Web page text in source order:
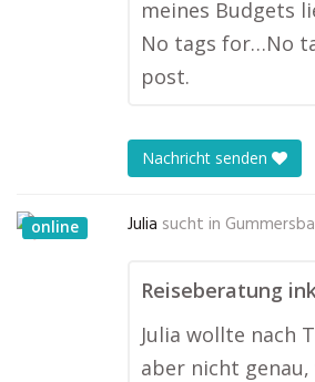
meines Budgets
No tags for…No
post.
Nachricht senden
online Julia sucht in
Reiseberatung
Julia wollte nach
aber nicht genau,